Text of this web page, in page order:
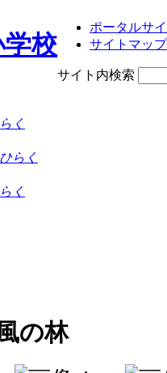
ポータルサ
サイトマップ
サイト内検索
く
らく
く